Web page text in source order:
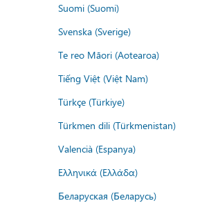
Suomi (Suomi)
Svenska (Sverige)
Te reo Māori (Aotearoa)
Tiếng Việt (Việt Nam)
Türkçe (Türkiye)
Türkmen dili (Türkmenistan)
Valencià (Espanya)
Ελληνικά (Ελλάδα)
Беларуская (Беларусь)